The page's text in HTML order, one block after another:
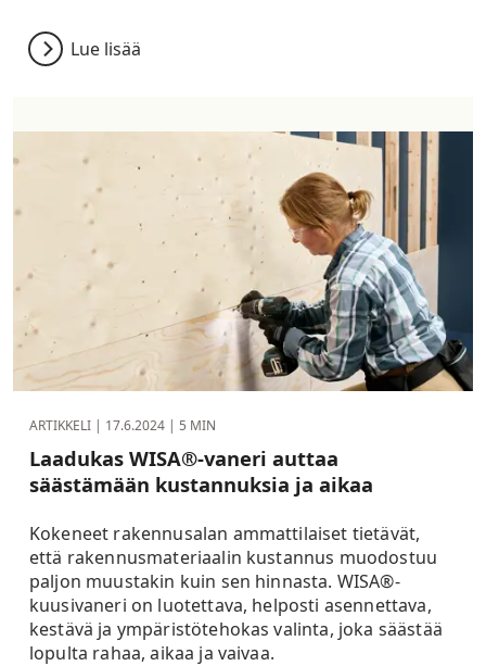
Lue lisää
ARTIKKELI | 17.6.2024 | 5 MIN
Laadukas WISA®-vaneri auttaa
säästämään kustannuksia ja aikaa
Kokeneet rakennusalan ammattilaiset tietävät,
että rakennusmateriaalin kustannus muodostuu
paljon muustakin kuin sen hinnasta. WISA®-
kuusivaneri on luotettava, helposti asennettava,
kestävä ja ympäristötehokas valinta, joka säästää
lopulta rahaa, aikaa ja vaivaa.